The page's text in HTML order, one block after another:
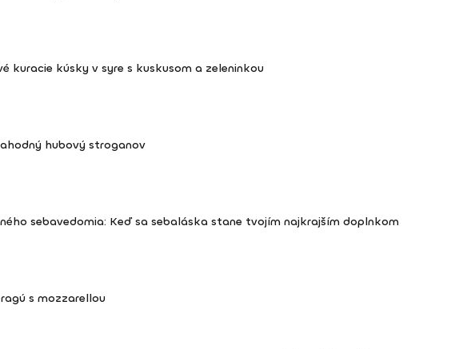
kuracie kúsky v syre s kuskusom a zeleninkou
hubový stroganov
sebavedomia: Keď sa sebaláska stane tvojím najkrajším doplnkom
s mozzarellou